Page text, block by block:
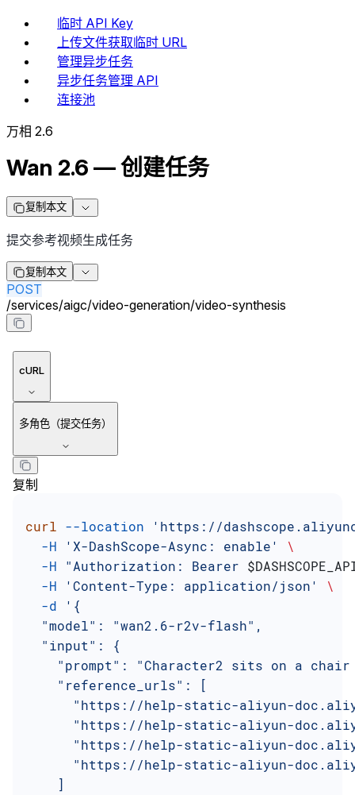
临时 API Key
上传文件获取临时 URL
管理异步任务
异步任务管理 API
连接池
万相 2.6
Wan 2.6 — 创建任务
复制本文
提交参考视频生成任务
复制本文
POST
/services/aigc/video-generation/video-synthesis
cURL
多角色（提交任务）
复制
curl --location 'https://
  -H
'X-DashScope-Async: enable'
\
  -H
"Authorization: Bearer
  -H
'Content-Type: application/json'
\
  -d
'{
  "model": "wan2.6-r2v-flash",
  "input": {
"prompt": "Character2 sits on a
    "reference_urls": [
"https://help-static-aliyun-
"https://help-static-aliyun-
"https://help-static-aliyun-
"https://help-static-aliyun-
    ]